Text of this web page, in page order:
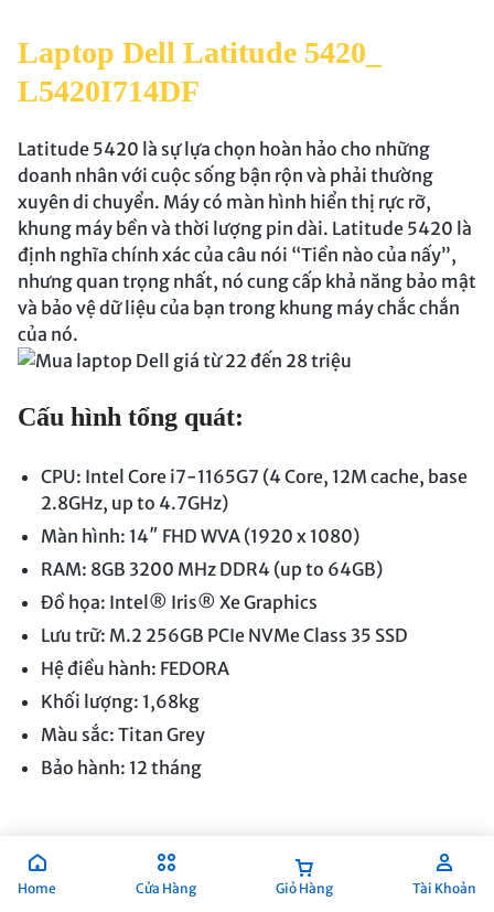
Laptop Dell Latitude 5420_
L5420I714DF
Latitude 5420 là sự lựa chọn hoàn hảo cho những
doanh nhân với cuộc sống bận rộn và phải thường
xuyên di chuyển. Máy có màn hình hiển thị rực rỡ,
khung máy bền và thời lượng pin dài. Latitude 5420 là
định nghĩa chính xác của câu nói “Tiền nào của nấy”,
nhưng quan trọng nhất, nó cung cấp khả năng bảo mật
và bảo vệ dữ liệu của bạn trong khung máy chắc chắn
của nó.
Cấu hình tổng quát:
CPU: Intel Core i7-1165G7 (4 Core, 12M cache, base
2.8GHz, up to 4.7GHz)
Màn hình: 14″ FHD WVA (1920 x 1080)
RAM: 8GB 3200 MHz DDR4 (up to 64GB)
Đồ họa: Intel® Iris® Xe Graphics
Lưu trữ: M.2 256GB PCIe NVMe Class 35 SSD
Hệ điều hành: FEDORA
Khối lượng: 1,68kg
Màu sắc: Titan Grey
Bảo hành: 12 tháng
Mẹo và thủ thuật cho Microsoft
Word
Home Cửa Hàng Giỏ Hàng Tài Khoản